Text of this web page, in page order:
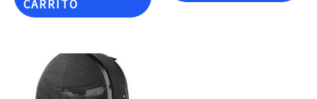
CARRITO